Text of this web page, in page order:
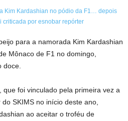
para a namorada Kim Kardashian
Mônaco de F1 no domingo,
doce.
foi vinculado pela primeira vez a
SKIMS no início deste ano,
ao aceitar o troféu de